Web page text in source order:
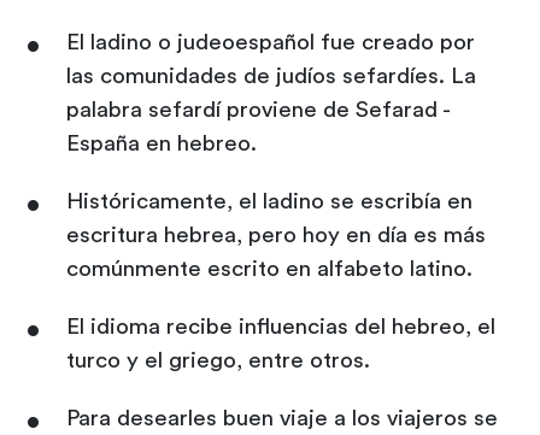
El ladino o judeoespañol fue creado por
las comunidades de judíos sefardíes. La
palabra sefardí proviene de Sefarad -
España en hebreo.
Históricamente, el ladino se escribía en
escritura hebrea, pero hoy en día es más
comúnmente escrito en alfabeto latino.
El idioma recibe influencias del hebreo, el
turco y el griego, entre otros.
Para desearles buen viaje a los viajeros se